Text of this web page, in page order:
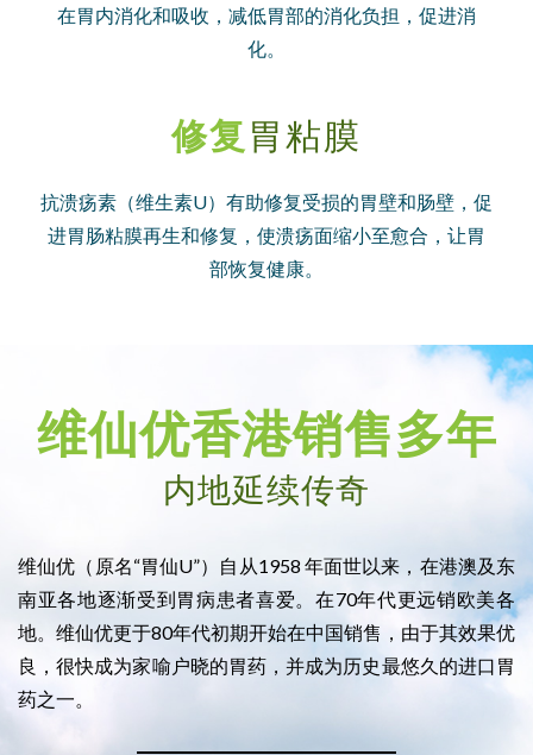
在胃内消化和吸收，减低胃部的消化负担，促进消
化。
修复 胃粘膜
抗溃疡素（维生素U）有助修复受损的胃壁和肠壁，促
进胃肠粘膜再生和修复，使溃疡面缩小至愈合，让胃
部恢复健康。
维仙优香港销售多年
内地延续传奇
维仙优（原名“胃仙U”）自从1958 年面世以来，在港澳及东
南亚各地逐渐受到胃病患者喜爱。在70年代更远销欧美各
地。维仙优更于80年代初期开始在中国销售，由于其效果优
良，很快成为家喻户晓的胃药，并成为历史最悠久的进口胃
药之一。